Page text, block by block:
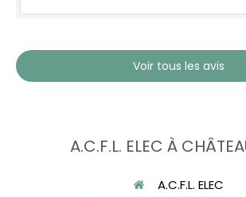
Voir tous les avis
A.C.F.L. ELEC À
A.C.F.L. ELEC